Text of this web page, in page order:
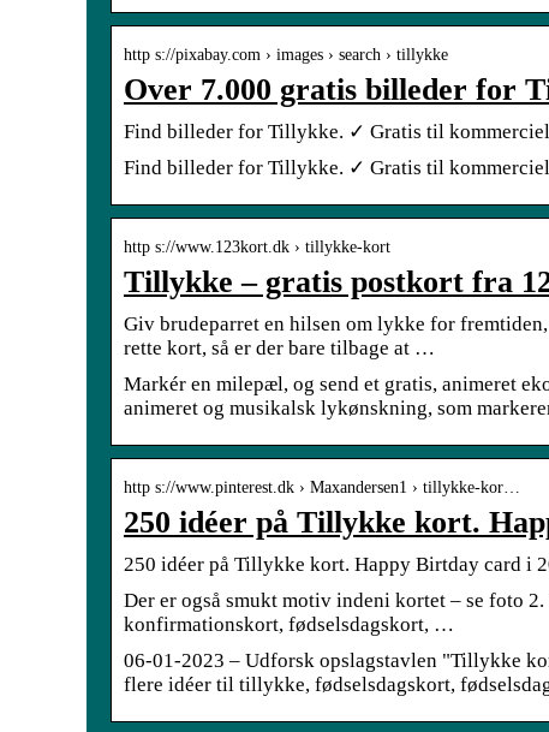
http s://pixabay.com › images › search › tillykke
Over 7.000 gratis billeder for
Find billeder for Tillykke. ✓ Gratis til
Find billeder for Tillykke. ✓ Gratis til
http s://www.123kort.dk › tillykke-kort
Tillykke – gratis postkort fra
Giv brudeparret en hilsen om lykke for
rette kort, så er der bare tilbage at …
Markér en milepæl, og send et gratis, animeret
animeret og musikalsk lykønskning, som
http s://www.pinterest.dk › Maxandersen1 › tillykke-kor…
250 idéer på Tillykke kort.
250 idéer på Tillykke kort. Happy Birtday card i
Der er også smukt motiv indeni kortet – se foto
konfirmationskort, fødselsdagskort, …
06-01-2023 – Udforsk opslagstavlen "Tillykke
flere idéer til tillykke, fødselsdagskort,